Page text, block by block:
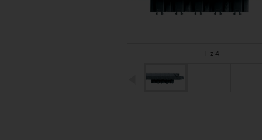
1 z 4
igus-icon-arrow-left